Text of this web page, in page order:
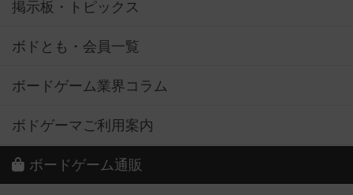
掲示板・トピックス
ボドとも・会員一覧
ボードゲーム業界コラム
ボドゲーマご利用案内
ボードゲーム通販